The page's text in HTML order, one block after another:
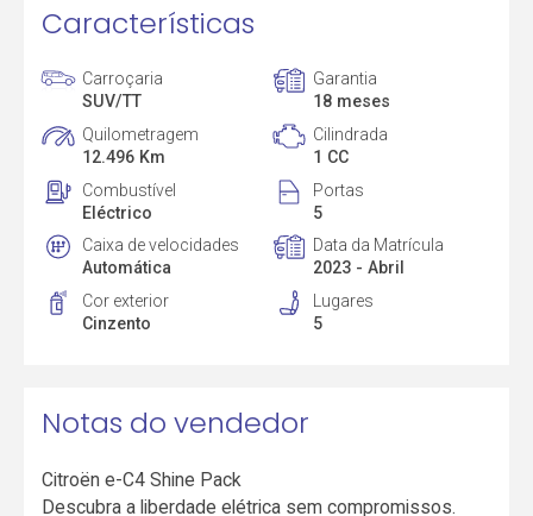
Características
Carroçaria
SUV/TT
Garantia
18 meses
Quilometragem
12.496 Km
Cilindrada
1 CC
Combustível
Eléctrico
Portas
5
Caixa de velocidades
Automática
Data da Matrícula
2023 - Abril
Cor exterior
Cinzento
Lugares
5
Notas do vendedor
Citroën e-C4 Shine Pack
Descubra a liberdade elétrica sem compromissos.